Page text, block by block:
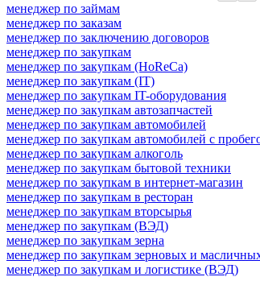
менеджер по займам
менеджер по заказам
менеджер по заключению договоров
менеджер по закупкам
менеджер по закупкам (HoReCa)
менеджер по закупкам (IT)
менеджер по закупкам IT-оборудования
менеджер по закупкам автозапчастей
менеджер по закупкам автомобилей
менеджер по закупкам автомобилей с
менеджер по закупкам алкоголь
менеджер по закупкам бытовой техники
менеджер по закупкам в интернет-магазин
менеджер по закупкам в ресторан
менеджер по закупкам вторсырья
менеджер по закупкам (ВЭД)
менеджер по закупкам зерна
менеджер по закупкам зерновых и
менеджер по закупкам и логистике (ВЭД)